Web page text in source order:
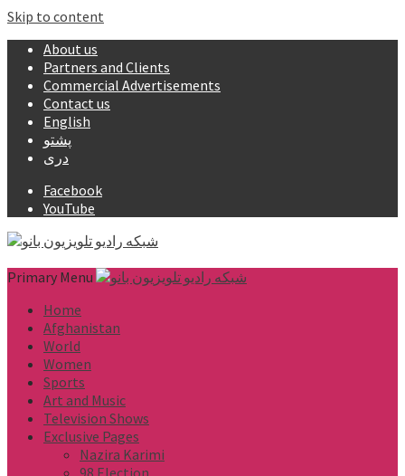
Skip to content
About us
Partners and Clients
Commercial Advertisements
Contact us
English
پشتو
دری
Facebook
YouTube
Primary Menu
Home
Afghanistan
World
Women
Sports
Art and Music
Television Shows
Exclusive Pages
Nazira Karimi
98 Election